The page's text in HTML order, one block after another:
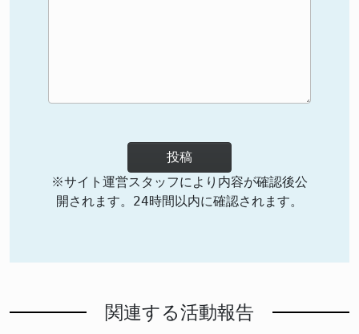
投稿
※サイト運営スタッフにより内容が確認後公
開されます。24時間以内に確認されます。
関連する活動報告